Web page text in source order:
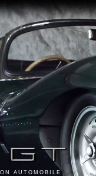
AUTOMOBILE